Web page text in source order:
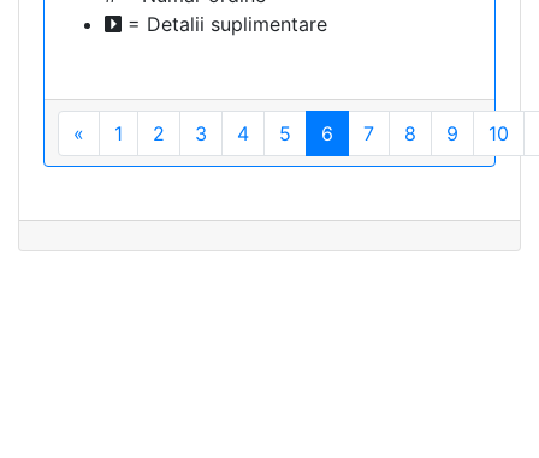
= Detalii suplimentare
« 1 2 3 4 5 6 7 8 9 10